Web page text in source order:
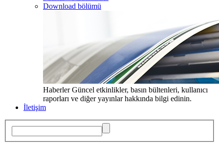
Download bölümü
HaberlerGüncel etkinlikler, basın bültenleri, kullanıcı
raporları ve diğer yayınlar hakkında bilgi edinin.
İletişim